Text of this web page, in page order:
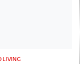
LIVING